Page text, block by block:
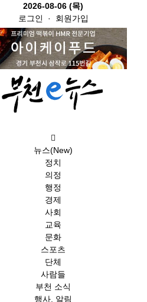
2026-08-06 (목)
로그인 · 회원가입
뉴스(New)
정치
의정
행정
경제
사회
교육
문화
스포츠
단체
사람들
부천 소식
행사. 알림